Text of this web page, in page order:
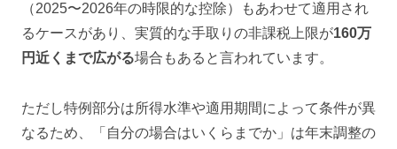
（2025〜2026年の時限的な控除）もあわせて適用され
るケースがあり、実質的な手取りの非課税上限が160万
円近くまで広がる場合もあると言われています。
ただし特例部分は所得水準や適用期間によって条件が異
なるため、「自分の場合はいくらまでか」は年末調整の